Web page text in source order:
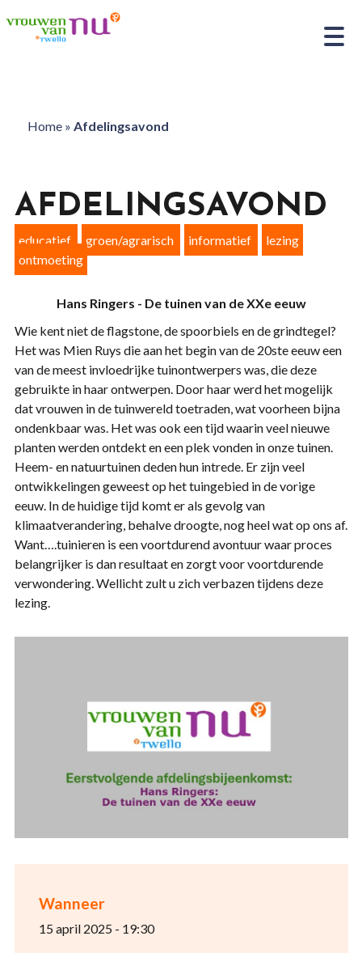
Home» Afdelingsavond
Wanneer
15 april 2025 - 19:30
AFDELINGSAVOND
educatief groen/agrarisch informatief
lezing
ontmoeting
Hans Ringers - De tuinen van de XXe eeuw
Wie kent niet de flagstone, de spoorbiels en de grindtegel?
Het was Mien Ruys die aan het begin van de 20ste eeuw een
van de meest invloedrijke tuinontwerpers was, die deze
gebruikte in haar ontwerpen. Door haar werd het mogelijk
dat vrouwen in de tuinwereld toetraden, wat voorheen bijna
ondenkbaar was. Het was ook een tijd waarin veel nieuwe
planten werden ontdekt en een plek vonden in onze tuinen.
Heem- en natuurtuinen deden hun intrede. Er zijn veel
ontwikkelingen geweest op het tuingebied in de vorige
eeuw. In de huidige tijd komt er als gevolg van
klimaatverandering, behalve droogte, nog heel wat op ons af.
Want….tuinieren is een voortdurend avontuur waar proces
belangrijker is dan resultaat en zorgt voor voortdurende
verwondering. Wellicht zult u zich verbazen tijdens deze
lezing.